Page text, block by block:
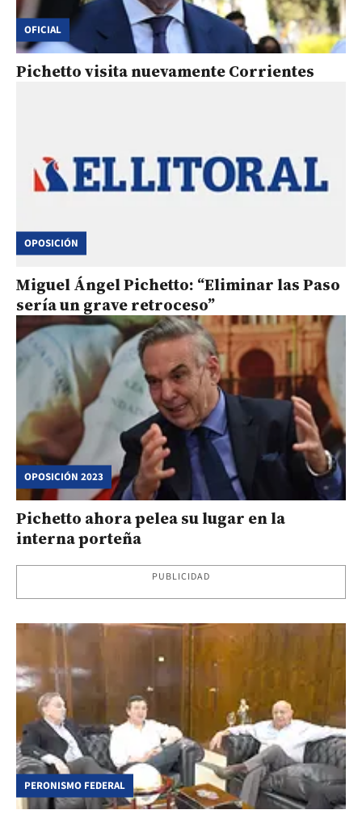
OFICIAL
Pichetto visita nuevamente Corrientes
OPOSICIÓN
Miguel Ángel Pichetto: “Eliminar las Paso
sería un grave retroceso”
OPOSICIÓN 2023
Pichetto ahora pelea su lugar en la
interna porteña
PUBLICIDAD
PERONISMO FEDERAL